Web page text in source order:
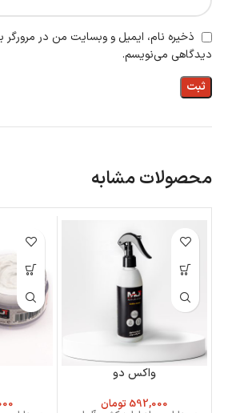
ذخیره نام، ایمیل و وبسایت من در مرورگر
دیدگاهی می‌نویسم.
محصولات مشابه
واکس دو
592,000 تومان